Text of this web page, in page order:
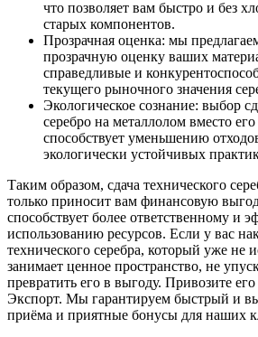
что позволяет вам быстро и без
старых компонентов.
Прозрачная оценка: мы
прозрачную оценку ваших
справедливые и
текущего рыночного значения
Экологическое сознание: выбор
серебро на металлолом вместо
способствует уменьшению
экологически устойчивых
Таким образом, сдача технического
только приносит вам финансовую
способствует более ответственному и
использованию ресурсов. Если у вас
технического серебра, который уже не
занимает ценное пространство, не
превратить его в выгоду. Привозите
Экспорт. Мы гарантируем быстрый и
приёма и приятные бонусы для наших